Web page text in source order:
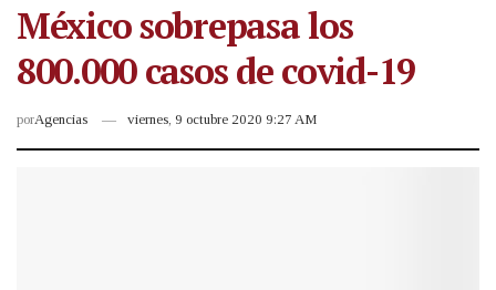
México sobrepasa los
800.000 casos de covid-19
porAgencias viernes, 9 octubre 2020 9:27 AM